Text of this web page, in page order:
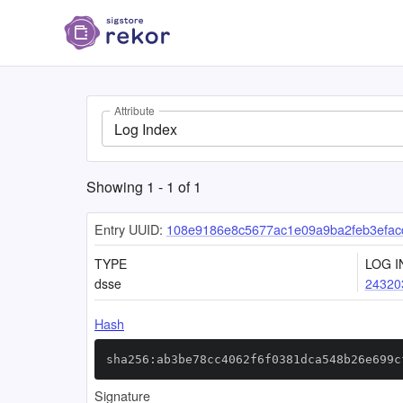
Attribute
Log Index
Showing 1 - 1 of1
Entry UUID:
TYPE
dsse
LOG
Hash
Signature